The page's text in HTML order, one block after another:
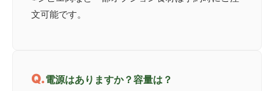
文可能です。
電源はありますか？容量は？